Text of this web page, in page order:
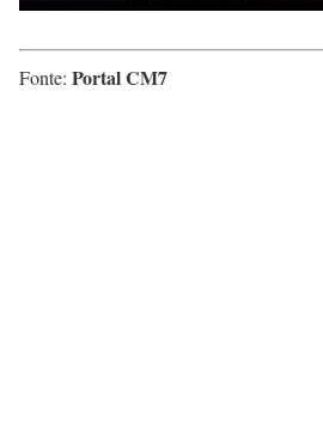
Fonte: Portal CM7